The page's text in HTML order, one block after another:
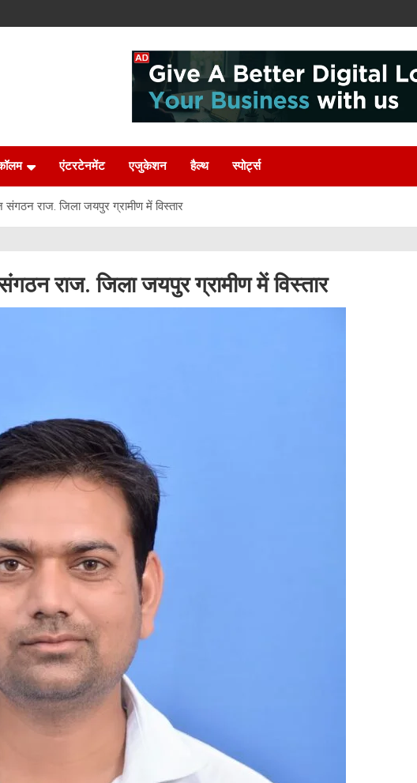
एंटरटेनमेंट एजुकेशन हैल्थ स्पोर्ट्स
संगठन राज. जिला जयपुर ग्रामीण में विस्तार
राज. जिला जयपुर ग्रामीण में विस्तार